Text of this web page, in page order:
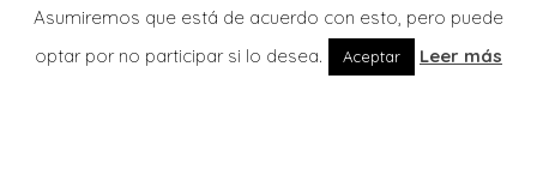
Asumiremos que está de acuerdo con esto, pero puede
optar por no participar si lo desea.
Aceptar Leer más